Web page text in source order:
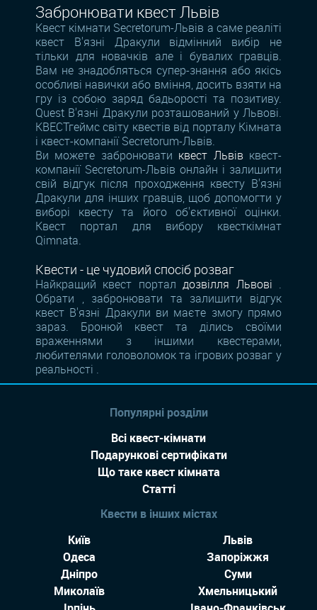
Забронювати квест Львів
Квест кімнати Secretorum-Львів а саме реаліті
квест В'язні Дракули відмінний вибір не
тільки для новачків але і бувалих гравців.
Вам не знадобляться супер-знання або якісь
особливі навички або вміння, досить взяти на
гру із собою заряд бадьорості та позитиву.
Quest В'язні Дракули розташований у Львові.
КВЕСТгеймс світу квестів від порталу Кімната
і квест-компанії Secretorum-Львів.
Ви можете забронювати квест Львів квест-
компанії Secretorum-Львів онлайн і залишити
свій відгук після проходження квесту В'язні
Дракули для інших гравців, щоб допомогти у
виборі квесту та його об'єктивної оцінки.
Квест портал для вибору квесткімнат
Qimnata.
Квести - це чудовий спосіб розваг
Найкращий квест порталдозвілля Львові .
Обрати , забронювати та залишити відгук
квест В'язні Дракули ви маєте змогу прямо
зараз. Бронюй квест та ділись своїми
враженнями з іншими квестерами,
любителями головоломок та ігрових розваг у
реальності .
Популярні розділи
Всі квест-кімнати
Подарункові сертифікати
Що таке квест кімната
Статті
Квести в інших містах
Київ
Львів
Одеса
Запоріжжя
Дніпро
Суми
Миколаїв
Хмельницький